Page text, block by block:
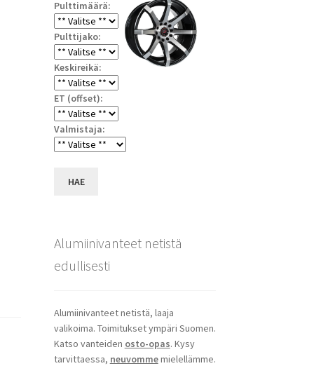
Pulttimäärä:
Pulttijako:
Keskireikä:
ET (offset):
Valmistaja:
HAE
Alumiinivanteet netistä
edullisesti
Alumiinivanteet netistä, laaja
valikoima. Toimitukset ympäri Suomen.
Katso vanteiden osto-opas. Kysy
tarvittaessa, neuvommemielellämme.